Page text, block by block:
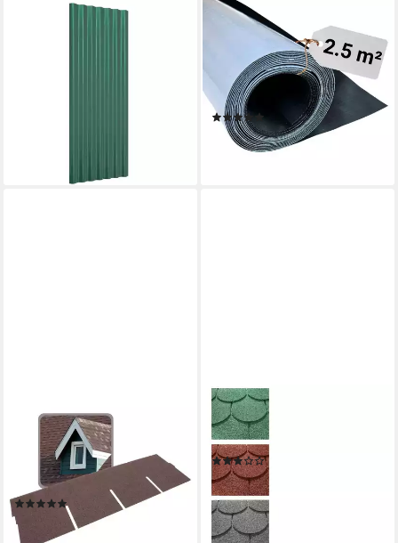
HANSE SYNTEC SYSTEMS
Dachbahn EPDM Dachbahn
selbstklebend Schwarz – DIY
Dach & Carport, (1-St),
selbstklebend, 100x500cm,
schwarz
ab 44,90 €
(8,98 €/ 1 qm)
Dachschindeln Dachschindeln
Rechteck 1m x 32cm, Braun,
(20-St), Bitumenschindeln für
Gartenhaus, Carport
47,90 €
(18,35 €/ 1 qm)
DER HOLZWURM
Dachschindeln Premium
Biberschwanzschindeln 3m²
(1)
51,95 €
(17,32 €/ 1 qm)
lieferbar - in 4-5 Werktagen bei dir